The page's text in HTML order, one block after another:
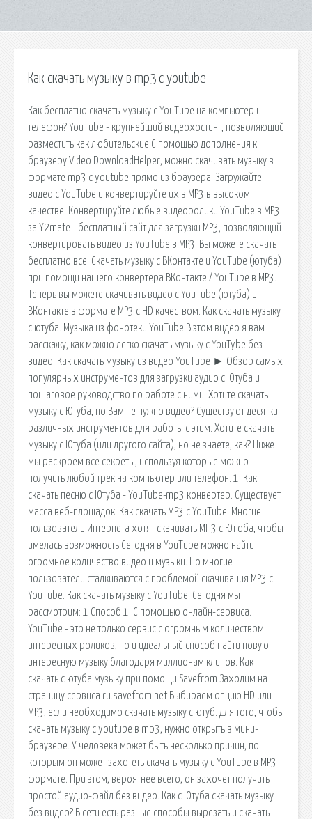
Как скачать музыку в mp3 с youtube
Как бесплатно скачать музыку с YouTube на компьютер и
телефон? YouTube - крупнейший видеохостинг, позволяющий
разместить как любительские С помощью дополнения к
браузеру Video DownloadHelper, можно скачивать музыку в
формате mp3 с youtube прямо из браузера. Загружайте
видео с YouTube и конвертируйте их в MP3 в высоком
качестве. Конвертируйте любые видеоролики YouTube в MP3
за Y2mate - бесплатный сайт для загрузки MP3, позволяющий
конвертировать видео из YouTube в MP3. Вы можете скачать
бесплатно все. Скачать музыку с ВКонтакте и YouTube (ютуба)
при помощи нашего конвертера ВКонтакте / YouTube в MP3.
Теперь вы можете скачивать видео с YouTube (ютуба) и
ВКонтакте в формате MP3 с HD качеством. Как скачать музыку
с ютуба. Музыка из фонотеки YouTube В этом видео я вам
расскажу, как можно легко скачать музыку с YouTybe без
видео. Как скачать музыку из видео YouTube ► Обзор самых
популярных инструментов для загрузки аудио с Ютуба и
пошаговое руководство по работе с ними. Хотите скачать
музыку с Ютуба, но Вам не нужно видео? Существуют десятки
различных инструментов для работы с этим. Хотите скачать
музыку с Ютуба (или другого сайта), но не знаете, как? Ниже
мы раскроем все секреты, используя которые можно
получить любой трек на компьютер или телефон. 1. Как
скачать песню с Ютуба - YouTube-mp3 конвертер. Существует
масса веб-площадок. Как скачать MP3 с YouTube. Многие
пользователи Интернета хотят скачивать МП3 с Ютюба, чтобы
имелась возможность Сегодня в YouTube можно найти
огромное количество видео и музыки. Но многие
пользователи сталкиваются с проблемой скачивания MP3 с
YouTube. Как скачать музыку с YouTube. Сегодня мы
рассмотрим: 1 Способ 1. С помощью онлайн-сервиса.
YouTube - это не только сервис с огромным количеством
интересных роликов, но и идеальный способ найти новую
интересную музыку благодаря миллионам клипов. Как
скачать с ютуба музыку при помощи Savefrom Заходим на
страницу сервиса ru.savefrom.net Выбираем опцию HD или
MP3, если необходимо скачать музыку с ютуб. Для того, чтобы
скачать музыку с youtube в mp3, нужно открыть в мини-
браузере. У человека может быть несколько причин, по
которым он может захотеть скачать музыку с YouTube в MP3-
формате. При этом, вероятнее всего, он захочет получить
простой аудио-файл без видео. Как с Ютуба скачать музыку
без видео? В сети есть разные способы вырезать и скачать